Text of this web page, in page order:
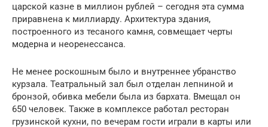
царской казне в миллион рублей – сегодня эта сумма
приравнена к миллиарду. Архитектура здания,
построенного из тесаного камня, совмещает черты
модерна и неоренессанса.
Не менее роскошным было и внутреннее убранство
курзала. Театральный зал был отделан лепниной и
бронзой, обивка мебели была из бархата. Вмещал он
650 человек. Также в комплексе работал ресторан
грузинской кухни, по вечерам гости играли в карты или